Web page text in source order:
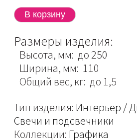
Размеры изделия:
Высота, мм: до 250
Ширина, мм: 110
Общий вес, кг: до 1,5
Тип изделия: Интерьер /
Свечи и подсвечники
Коллекции: Графика